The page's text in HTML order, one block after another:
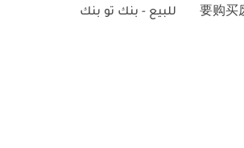
要购买
للبيع - بنك تو بنك